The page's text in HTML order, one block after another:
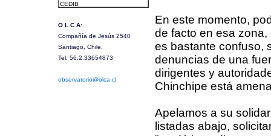
En este momento,
de facto en esa
es bastante confuso,
denuncias de una
dirigentes y
Chinchipe está
Apelamos a su
listadas abajo,